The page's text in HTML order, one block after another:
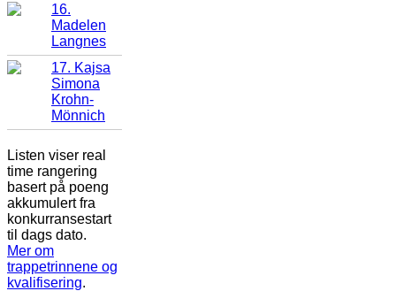
16.
Madelen
Langnes
17. Kajsa
Simona
Krohn-
Mönnich
Listen viser real
time rangering
basert på poeng
akkumulert fra
konkurransestart
til dags dato.
Mer om
trappetrinnene og
kvalifisering.